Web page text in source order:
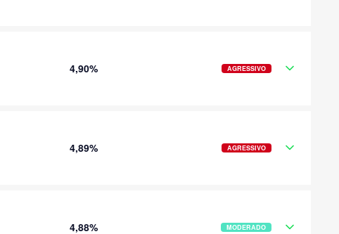
4,90% AGRESSIVO
4,89% AGRESSIVO
4,88% MODERADO